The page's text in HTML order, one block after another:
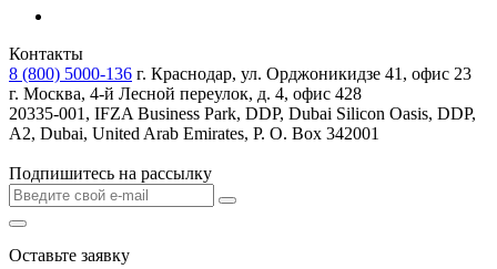
Контакты
8 (800) 5000-136 г. Краснодар, ул. Орджоникидзе 41, офис 23
г. Москва, 4-й Лесной переулок, д. 4, офис 428
20335-001, IFZA Business Park, DDP, Dubai Silicon Oasis, DDP,
A2, Dubai, United Arab Emirates, P. O. Box 342001
Подпишитесь на рассылку
Оставьте заявку